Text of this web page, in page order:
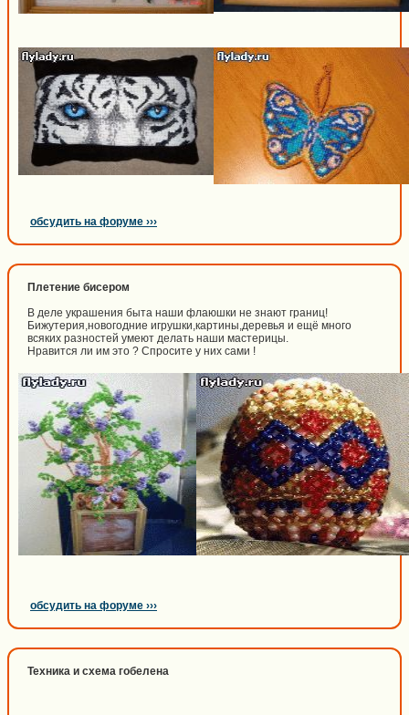
обсудить на форуме ›››
Плетение бисером
В деле украшения быта наши флаюшки не знают границ!
Бижутерия,новогодние игрушки,картины,деревья и ещё много
всяких разностей умеют делать наши мастерицы.
Нравится ли им это ? Спросите у них сами !
обсудить на форуме ›››
Техника и схема гобелена